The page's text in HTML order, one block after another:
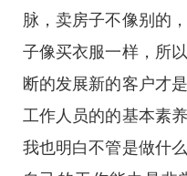
脉，卖房子不像别的
子像买衣服一样，所
断的发展新的客户才
工作人员的的基本素
我也明白不管是做什